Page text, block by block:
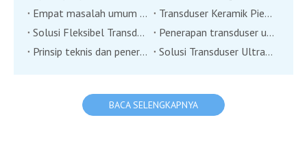
Empat masalah umum transduser ultrasonik
Transduser Keramik Piezoelektrik: Teknologi Baru dalam Pemantauan Lingkungan?
Solusi Fleksibel Transduser Ultrasonik
Penerapan transduser ultrasonik di bidang otomasi industri
Prinsip teknis dan penerapan transduser jangkauan ultrasonik
Solusi Transduser Ultrasonik dalam Penerapan Dua Industri Besar di Industri Medis
BACA SELENGKAPNYA